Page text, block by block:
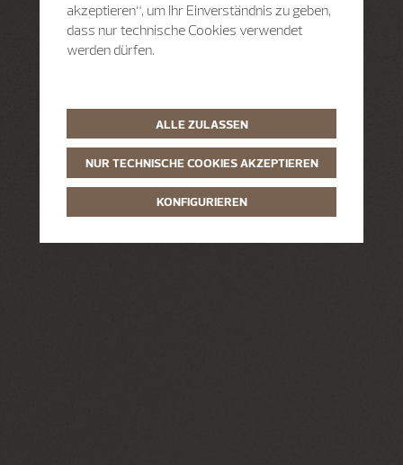
akzeptieren“, um Ihr Einverständnis zu geben,
dass nur technische Cookies verwendet
werden dürfen.
ALLE ZULASSEN
NUR TECHNISCHE COOKIES AKZEPTIEREN
KONFIGURIEREN